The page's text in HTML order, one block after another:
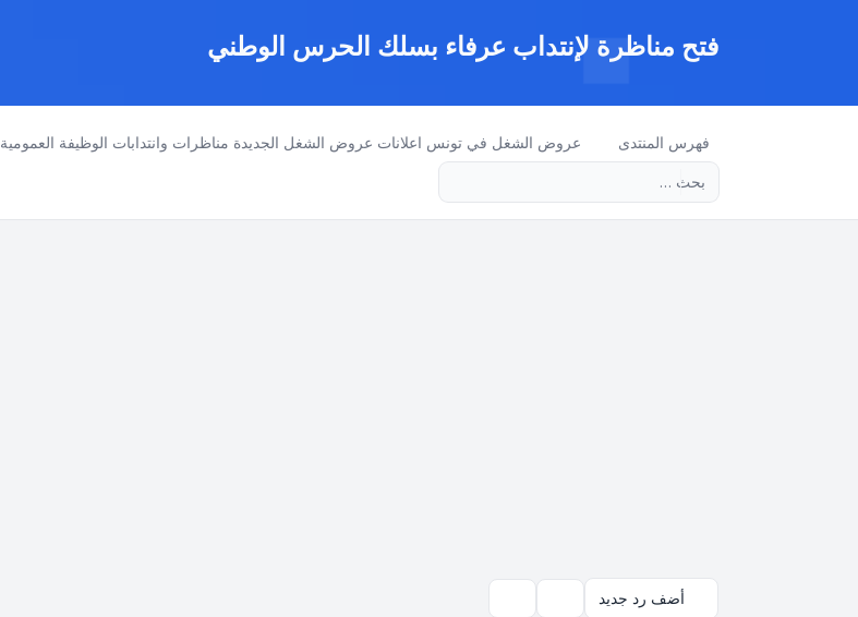
فتح مناظرة لإنتداب عرفاء بسلك الحرس الوطني
فهرس المنتدى عروض الشغل في تونس اعلانات عروض الشغل الجديدة مناظرات وانتدابات الوظيفة العمومية
أضف رد جديد